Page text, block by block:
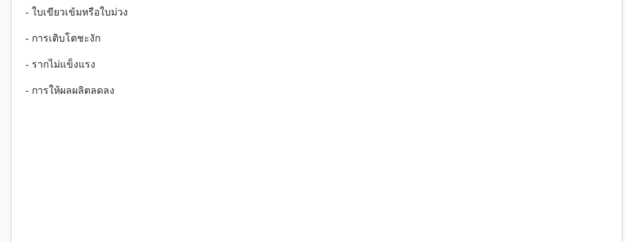
- ใบเขียวเข้มหรือใบม่วง
- การเติบโตชะงัก
- รากไม่แข็งแรง
- การให้ผลผลิตลดลง